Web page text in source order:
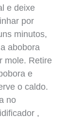
e deixe
por
minutos,
abobora
mole. Retire
e
o caldo.
no
,